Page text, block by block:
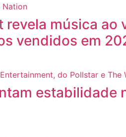
revela música
vendidos em